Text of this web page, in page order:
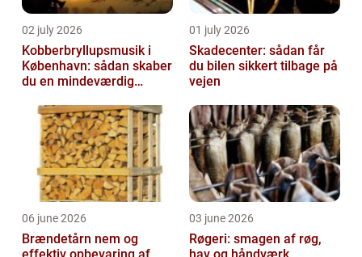
02 july 2026
Kobberbryllupsmusik i
København: sådan skaber
du en mindeværdig
01 july 2026
Skadecenter: sådan får
du bilen sikkert tilbage på
vejen
06 june 2026
Brændetårn nem og
03 june 2026
Røgeri: smagen af røg,